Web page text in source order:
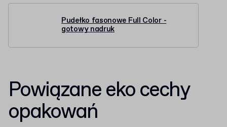
Pudełko fasonowe Full Color -
gotowy nadruk
Powiązane eko cechy
opakowań